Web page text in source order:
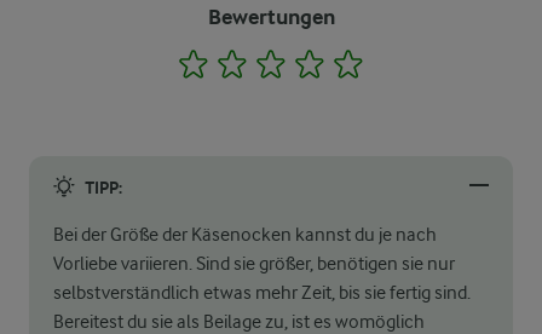
Bewertungen
1 2 3 4
TIPP:
Bei der Größe der Käsenocken kannst du je nach
Vorliebe variieren. Sind sie größer, benötigen sie nur
selbstverständlich etwas mehr Zeit, bis sie fertig sind.
Bereitest du sie als Beilage zu, ist es womöglich